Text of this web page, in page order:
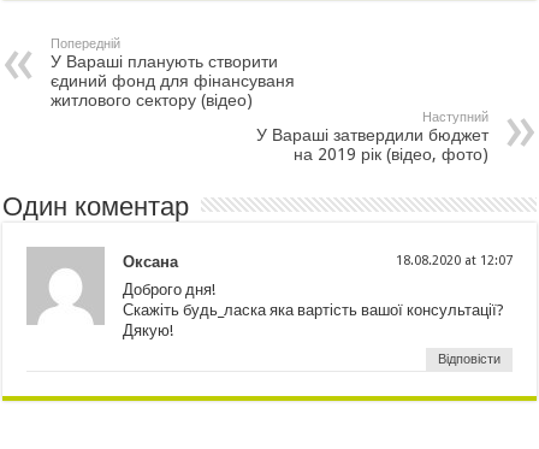
Попередній
У Вараші планують створити
єдиний фонд для фінансуваня
житлового сектору (відео)
Наступний
У Вараші затвердили бюджет
на 2019 рік (відео, фото)
Один коментар
Оксана 18.08.2020 at 12:07
Доброго дня!
Скажіть будь_ласка яка вартість вашої консультації?
Дякую!
Відповісти